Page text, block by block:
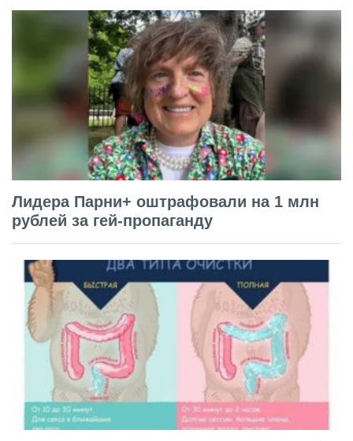
Лидера Парни+ оштрафовали на 1 млн
рублей за гей-пропаганду